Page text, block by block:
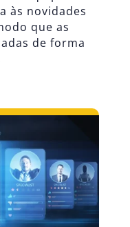
às novidades
que as
de forma